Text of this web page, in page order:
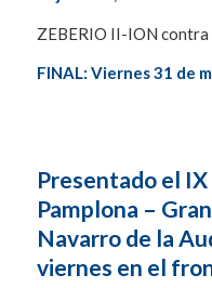
ZEBERIO II-ION contra
FINAL: Viernes 31 de
Presentado el
Pamplona –
Navarro de la
viernes en el